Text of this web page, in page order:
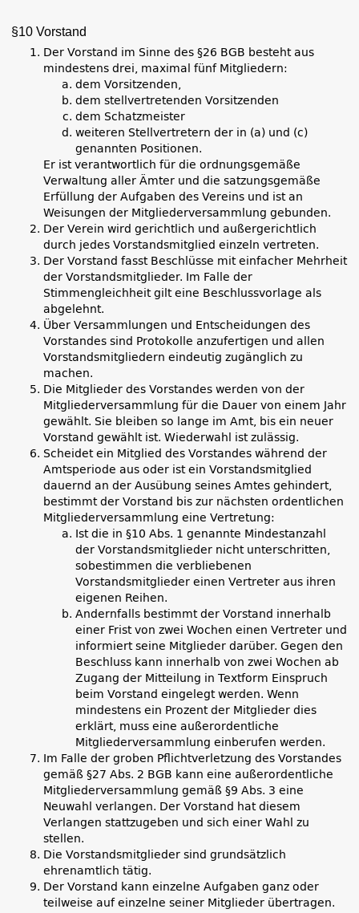
§10 Vorstand
Der Vorstand im Sinne des §26 BGB besteht aus
mindestens drei, maximal fünf Mitgliedern:
dem Vorsitzenden,
dem stellvertretenden Vorsitzenden
dem Schatzmeister
weiteren Stellvertretern der in (a) und (c)
genannten Positionen.
Er ist verantwortlich für die ordnungsgemäße
Verwaltung aller Ämter und die satzungsgemäße
Erfüllung der Aufgaben des Vereins und ist an
Weisungen der Mitgliederversammlung gebunden.
Der Verein wird gerichtlich und außergerichtlich
durch jedes Vorstandsmitglied einzeln vertreten.
Der Vorstand fasst Beschlüsse mit einfacher Mehrheit
der Vorstandsmitglieder. Im Falle der
Stimmengleichheit gilt eine Beschlussvorlage als
abgelehnt.
Über Versammlungen und Entscheidungen des
Vorstandes sind Protokolle anzufertigen und allen
Vorstandsmitgliedern eindeutig zugänglich zu
machen.
Die Mitglieder des Vorstandes werden von der
Mitgliederversammlung für die Dauer von einem Jahr
gewählt. Sie bleiben so lange im Amt, bis ein neuer
Vorstand gewählt ist. Wiederwahl ist zulässig.
Scheidet ein Mitglied des Vorstandes während der
Amtsperiode aus oder ist ein Vorstandsmitglied
dauernd an der Ausübung seines Amtes gehindert,
bestimmt der Vorstand bis zur nächsten ordentlichen
Mitgliederversammlung eine Vertretung:
Ist die in §10 Abs. 1 genannte Mindestanzahl
der Vorstandsmitglieder nicht unterschritten,
sobestimmen die verbliebenen
Vorstandsmitglieder einen Vertreter aus ihren
eigenen Reihen.
Andernfalls bestimmt der Vorstand innerhalb
einer Frist von zwei Wochen einen Vertreter und
informiert seine Mitglieder darüber. Gegen den
Beschluss kann innerhalb von zwei Wochen ab
Zugang der Mitteilung in Textform Einspruch
beim Vorstand eingelegt werden. Wenn
mindestens ein Prozent der Mitglieder dies
erklärt, muss eine außerordentliche
Mitgliederversammlung einberufen werden.
Im Falle der groben Pflichtverletzung des Vorstandes
gemäß §27 Abs. 2 BGB kann eine außerordentliche
Mitgliederversammlung gemäß §9 Abs. 3 eine
Neuwahl verlangen. Der Vorstand hat diesem
Verlangen stattzugeben und sich einer Wahl zu
stellen.
Die Vorstandsmitglieder sind grundsätzlich
ehrenamtlich tätig.
Der Vorstand kann einzelne Aufgaben ganz oder
teilweise auf einzelne seiner Mitglieder übertragen.